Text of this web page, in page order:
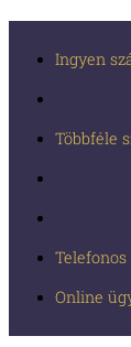
Ingyen
Többféle
Online